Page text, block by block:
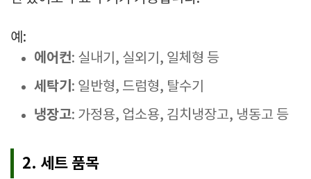
예:
에어컨: 실내기, 실외기, 일체형 등
세탁기 : 일반형, 드럼형, 탈수기
냉장고: 가정용, 업소용, 김치냉장고, 냉동고 등
2. 세트 품목